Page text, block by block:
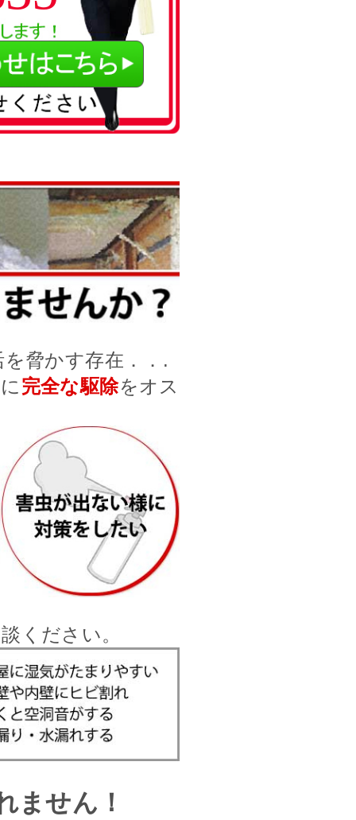
脅かす存在．．.
完全な駆除をオス
ください。
ません！